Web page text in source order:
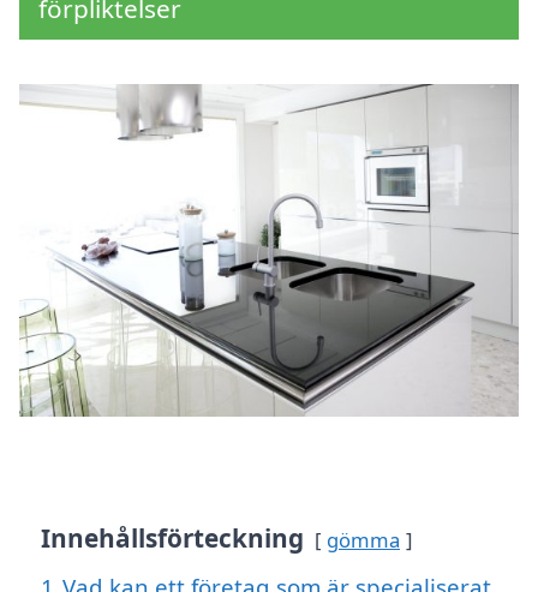
förpliktelser
Innehållsförteckning gömma